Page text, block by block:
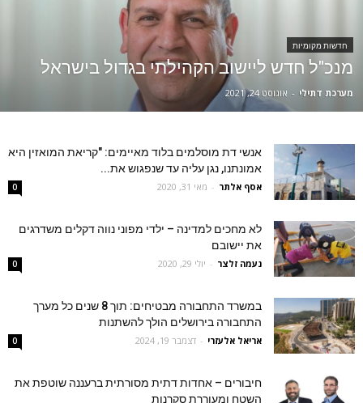
חדשות מקומיות
מנכ"ל חדש ליישוב הקהילתי בגדול בישראל
מערכת דתילי - אוגוסט 24, 2021
אנשי דת מוסלמים בלוד מאיימים: "קריאת המואזין היא
אמונתנו, נגן עליה עד שנפגוש את...
אסף אלתר - מאי 31, 2020 0
לא מחכים למדינה – ילדי מפוני נווה דקלים משדרגים
את יישובם
נעמה זלצר - יולי 29, 2020 0
במשרד התחבורה מבטיחים: תוך 8 שנים כל מערך
התחבורה בירושלים הולך להשתנות
אריאל אלעזרי - דצמבר 19, 2024 0
חיבורים – אחדות דתית מסורתית ברעננה שוטפת את
השטח ומעוררת סקרנות